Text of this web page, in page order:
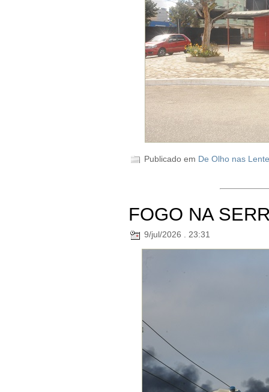
Publicado em De Olho nas
FOGO NA
9/jul/2026 . 23:31